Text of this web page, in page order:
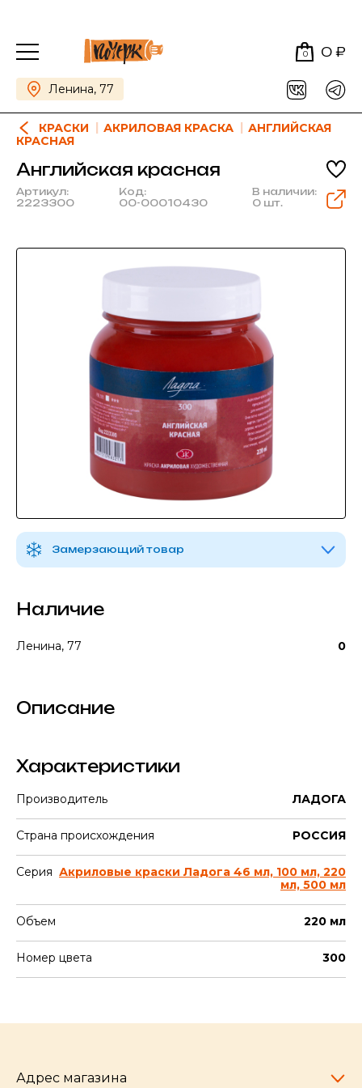
0 0 ₽
Ленина, 77
КРАСКИ АКРИЛОВАЯ КРАСКА
АНГЛИЙСКАЯ
КРАСНАЯ
Английская красная
Артикул:
2223300
Код:
00-00010430
В наличии:
0 шт.
Замерзающий товар
Наличие
Ленина, 77 0
Описание
Характеристики
Производитель ЛАДОГА
Страна происхождения РОССИЯ
Серия Акриловые краски Ладога 46 мл, 100 мл, 220
мл, 500 мл
Объем 220 мл
Номер цвета 300
Адрес магазина